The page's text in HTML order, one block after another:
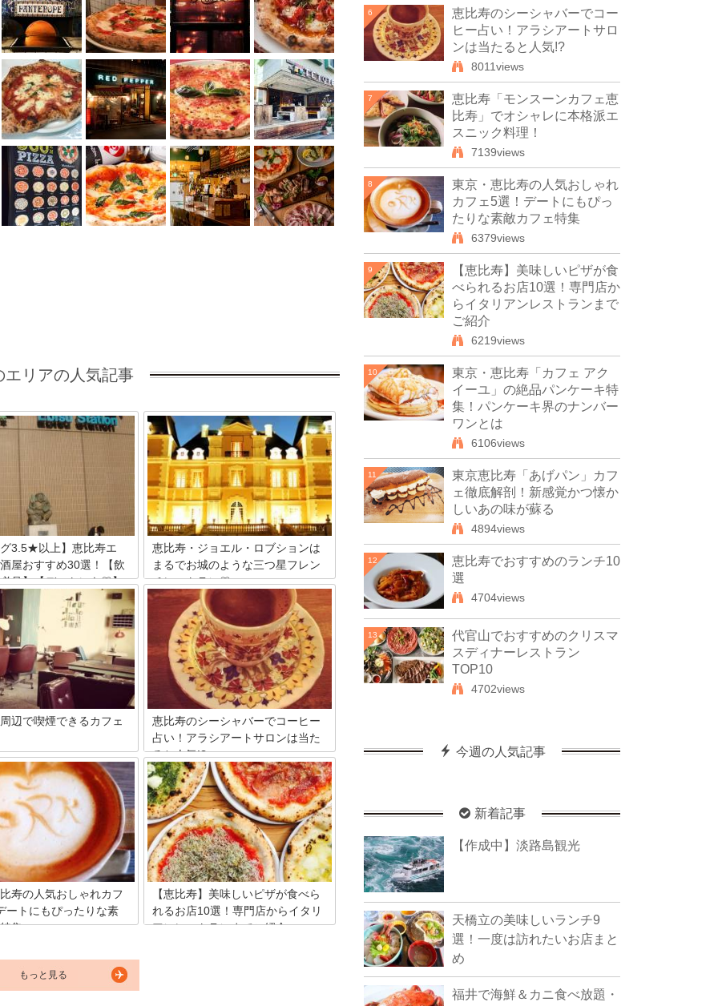
エリアの人気記事
グ3.5★以上】恵比寿エ
屋おすすめ30選！【飲
見】【デートにも♡】
アの居酒屋で食べログの星を
したお店をご紹介します。
酒屋に安い居酒屋、デートに
居酒屋もたくさんあります
を見つけてくださいね。
恵比寿・ジョエル・ロブションは
まるでお城のような三つ星フレン
チレストラン♡
恵比寿ガーデンプレイスにあるお城のよ
うな外観のレストラン、ジョエル・ロブ
ション(Joel Robuchon)をご存知でしょ
うか？ここは世界一（ミシュランの）星
を持つシェフと呼ばれるジョエル・ロブ
ション氏が築き上げたミシュラン三つ星
を獲得した最高級のモダンフレンチレス
トランなんです。
辺で喫煙できるカフェ
の上位に毎年ランキングする
然豊かで、近代的な建物とレ
が同居する不思議でオシャレ
せて、カフェのスタイルも変
ます。今回は中心の恵比寿
煙可能なカフェを５つご紹
カフェばかりでなく、隙間時
しても便利ですよ。どうぞお
恵比寿のシーシャバーでコーヒー
占い！アラシアートサロンは当た
ると人気!?
恵比寿駅から徒歩8分ほどのところにあ
る「アラシアートサロン」は、気軽に入
れるカフェ＆バー。シーシャ（水たば
こ）やコーヒー占いが楽しめます。その
魅力を詳しくご紹介します。
寿の人気おしゃれカフ
ートにもぴったりな素
集
カフェも多く存在していま
彼氏彼女と恵比寿デートをし
よいかもしれませんね。 恵比
【恵比寿】美味しいピザが食べら
れるお店10選！専門店からイタリ
アンレストランまでご紹介
もっと見る
6
恵比寿のシーシャバーでコー
ヒー占い！アラシアートサロ
ンは当たると人気!?
8011views
7
恵比寿「モンスーンカフェ恵
比寿」でオシャレに本格派エ
スニック料理！
7139views
8
東京・恵比寿の人気おしゃれ
カフェ5選！デートにもぴっ
たりな素敵カフェ特集
6379views
9
【恵比寿】美味しいピザが食
べられるお店10選！専門店か
らイタリアンレストランまで
ご紹介
6219views
10
東京・恵比寿「カフェ アク
イーユ」の絶品パンケーキ特
集！パンケーキ界のナンバー
ワンとは
6106views
11
東京恵比寿「あげパン」カフ
ェ徹底解剖！新感覚かつ懐か
しいあの味が蘇る
4894views
12
恵比寿でおすすめのランチ10
選
4704views
13
代官山でおすすめのクリスマ
スディナーレストラン
TOP10
4702views
今週の人気記事
新着記事
【作成中】淡路島観光
天橋立の美味しいランチ9
選！一度は訪れたいお店まと
め
福井で海鮮＆カニ食べ放題・